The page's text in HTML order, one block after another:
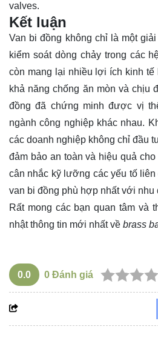
valves.
Kết luận
Van bi đồng không chỉ là một
kiểm soát dòng chảy trong các
còn mang lại nhiều lợi ích kinh
khả năng chống ăn mòn và chịu
đồng đã chứng minh được vị
ngành công nghiệp khác nhau.
các doanh nghiệp không chỉ đầu
đảm bảo an toàn và hiệu quả
cân nhắc kỹ lưỡng các yếu tố
van bi đồng phù hợp nhất với nhu
Rất mong các bạn quan tâm và
nhật thông tin mới nhất về brass
0.0 0 Đánh giá